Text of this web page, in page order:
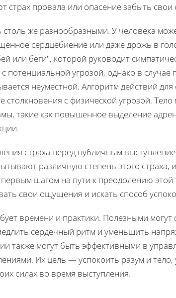
провала или опасение забыть свои
же разнообразными. У человека
сердцебиение или даже дрожь в
или беги", которой руководит
потенциальной угрозой, однако в случае
неуместной. Алгоритм действий
столкновения с физической угрозой.
такие как повышенное выделение
страха перед публичным
различную степень этого страха,
шагом на пути к преодолению этой
свои ощущения и искать способ
времени и практики. Полезными могут
сердечный ритм и уменьшить
также могут быть эффективными в
Их цель — успокоить разум и
силах во время выступления.